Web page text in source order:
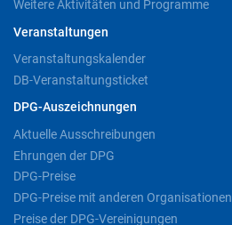
Weitere Aktivitäten und Programme
Veranstaltungen
Veranstaltungskalender
DB-Veranstaltungsticket
DPG-Auszeichnungen
Aktuelle Ausschreibungen
Ehrungen der DPG
DPG-Preise
DPG-Preise mit anderen Organisationen
Preise der DPG-Vereinigungen